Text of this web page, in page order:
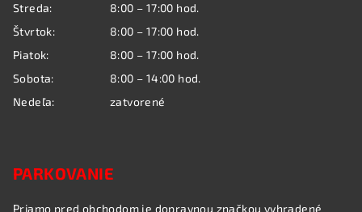
Streda:
8:00 – 17:00 hod.
Štvrtok:
8:00 – 17:00 hod.
Piatok:
8:00 – 17:00 hod.
Sobota:
8:00 – 14:00 hod.
Nedeľa:
zatvorené
PARKOVANIE
Priamo pred obchodom je dopravnou značkou vyhradené